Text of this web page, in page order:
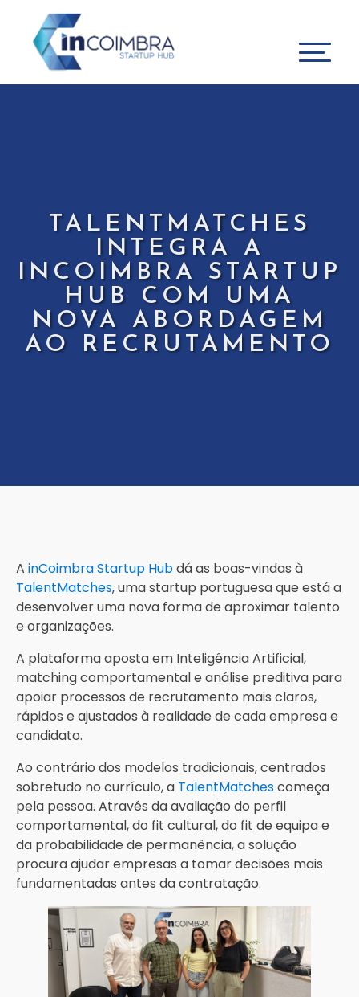
TALENTMATCHES
INTEGRA A
INCOIMBRA STARTUP
HUB COM UMA
NOVA ABORDAGEM
AO RECRUTAMENTO
A inCoimbra Startup Hubdá as boas-vindas à
TalentMatches, uma startup portuguesa que está a
desenvolver uma nova forma de aproximar talento
e organizações.
A plataforma aposta em Inteligência Artificial,
matching comportamental e análise preditiva para
apoiar processos de recrutamento mais claros,
rápidos e ajustados à realidade de cada empresa e
candidato.
Ao contrário dos modelos tradicionais, centrados
sobretudo no currículo, a TalentMatchescomeça
pela pessoa. Através da avaliação do perfil
comportamental, do fit cultural, do fit de equipa e
da probabilidade de permanência, a solução
procura ajudar empresas a tomar decisões mais
fundamentadas antes da contratação.